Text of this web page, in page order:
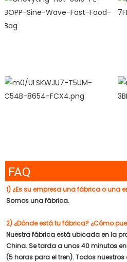
FAQ
1) ¿Es su empresa una fábrica o una
Somos una fábrica.
2) ¿Dónde está tu fábrica? ¿Cómo
Nuestra fábrica está ubicada en la
China. Se tarda a unos 40 minutos
(5 horas para el tren). Todos